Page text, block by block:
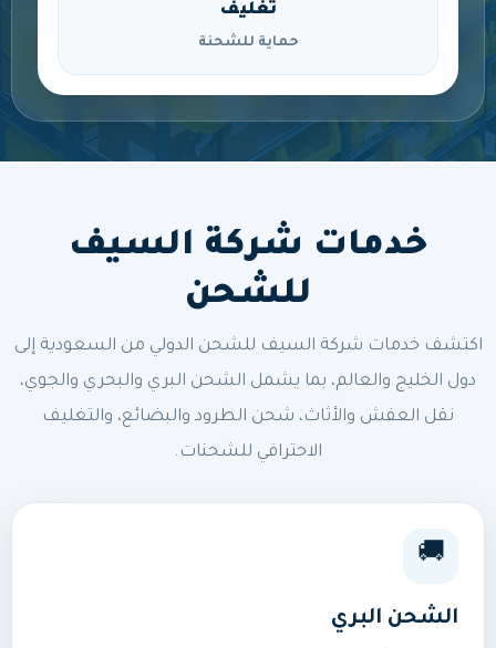
تغليف
حماية للشحنة
خدمات شركة السيف
للشحن
اكتشف خدمات شركة السيف للشحن الدولي من السعودية إلى
دول الخليج والعالم، بما يشمل الشحن البري والبحري والجوي،
نقل العفش والأثاث، شحن الطرود والبضائع، والتغليف
الاحترافي للشحنات.
🚚
الشحن البري